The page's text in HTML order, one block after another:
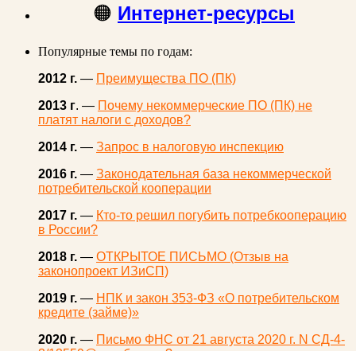
🟠 Интернет-ресурсы
Популярные темы по годам:
2012 г. — Преимущества ПО (ПК)
2013 г. — Почему некоммерческие ПО (ПК) не
платят налоги с доходов?
2014 г. — Запрос в налоговую инспекцию
2016 г. — Законодательная база некоммерческой
потребительской кооперации
2017 г. — Кто-то решил погубить потребкооперацию
в России?
2018 г. — ОТКРЫТОЕ ПИСЬМО (Отзыв на
законопроект ИЗиСП)
2019 г. — НПК и закон 353-ФЗ «О потребительском
кредите (займе)»
2020 г. — Письмо ФНС от 21 августа 2020 г. N СД-4-